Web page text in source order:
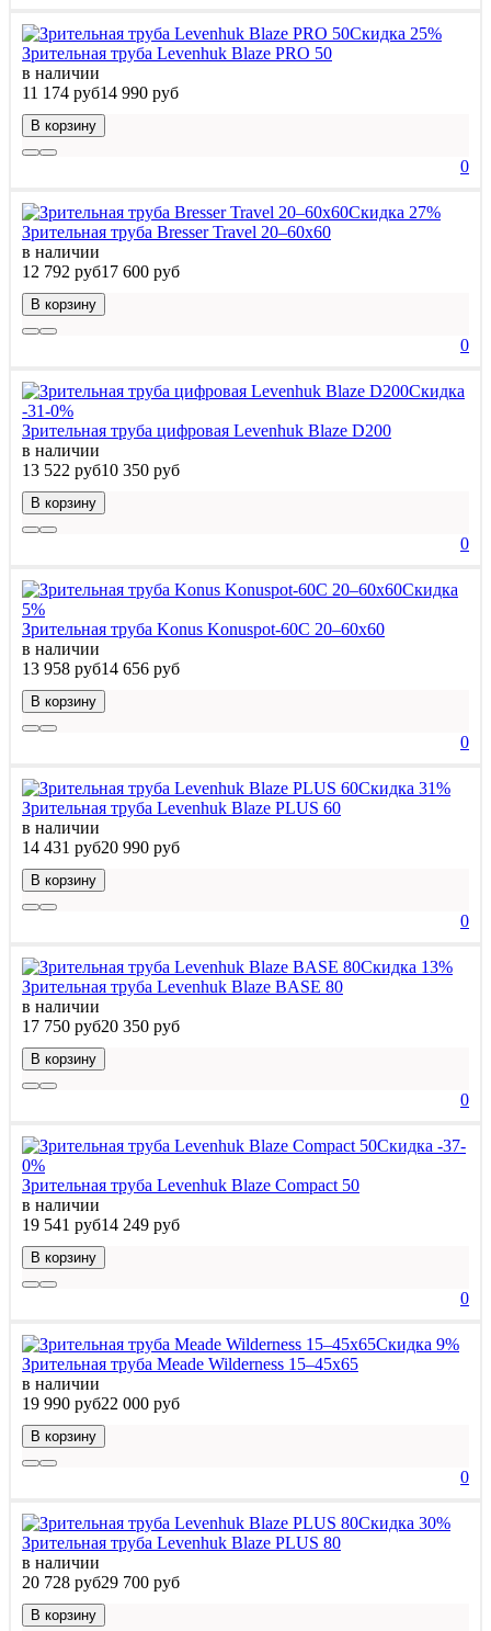
Скидка 25%
Зрительная труба Levenhuk Blaze PRO 50
в наличии
11 174 руб14 990 руб
В корзину
0
Скидка 27%
Зрительная труба Bresser Travel 20–60x60
в наличии
12 792 руб17 600 руб
В корзину
0
Скидка
-31-0%
Зрительная труба цифровая Levenhuk Blaze D200
в наличии
13 522 руб10 350 руб
В корзину
0
Скидка
5%
Зрительная труба Konus Konuspot-60C 20–60x60
в наличии
13 958 руб14 656 руб
В корзину
0
Скидка 31%
Зрительная труба Levenhuk Blaze PLUS 60
в наличии
14 431 руб20 990 руб
В корзину
0
Скидка 13%
Зрительная труба Levenhuk Blaze BASE 80
в наличии
17 750 руб20 350 руб
В корзину
0
Скидка -37-
0%
Зрительная труба Levenhuk Blaze Compact 50
в наличии
19 541 руб14 249 руб
В корзину
0
Скидка 9%
Зрительная труба Meade Wilderness 15–45x65
в наличии
19 990 руб22 000 руб
В корзину
0
Скидка 30%
Зрительная труба Levenhuk Blaze PLUS 80
в наличии
20 728 руб29 700 руб
В корзину